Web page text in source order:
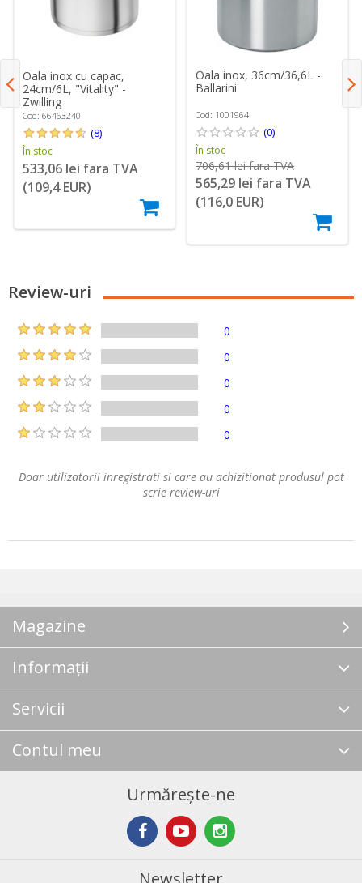
Oala inox cu capac,
24cm/6L, "Vitality" -
Zwilling
Cod: 66463240
(8)
În stoc
533,06 lei fara TVA
(109,4 EUR)
Oala inox, 36cm/36,6L -
Ballarini
Cod: 1001964
(0)
În stoc
706,61 lei fara TVA
565,29 lei fara TVA
(116,0 EUR)
Review-uri
0
0
0
0
0
Doar utilizatorii inregistrati si care au achizitionat produsul pot
scrie review-uri
Magazine
Informații
Servicii
Contul meu
Urmărește-ne
Newsletter